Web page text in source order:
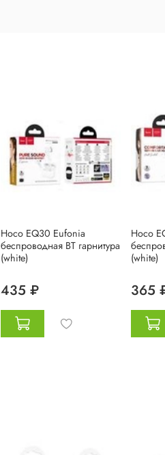
Hoco EQ30 Eufonia
беспроводная BT гарнитура
(white)
435 ₽
Hoco
(white)
365